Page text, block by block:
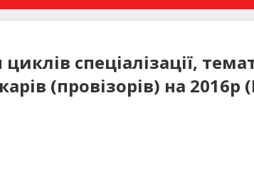
спеціалізації,
(провізорів) на